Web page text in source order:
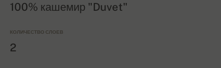
100% кашемир "Duvet"
КОЛИЧЕСТВО СЛОЕВ
2